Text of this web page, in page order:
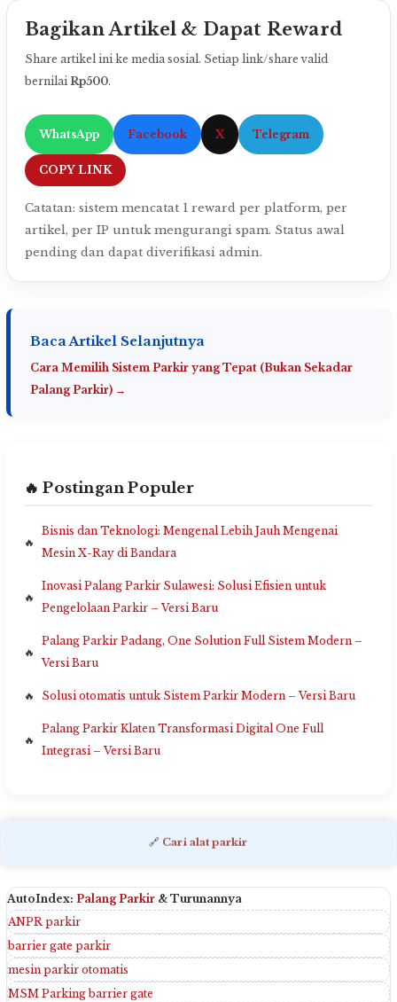
Bagikan Artikel & Dapat Reward
Share artikel ini ke media sosial. Setiap link/share valid
bernilaiRp500.
WhatsApp Facebook X Telegram
COPY LINK
Catatan: sistem mencatat 1 reward per platform, per
artikel, per IP untuk mengurangi spam. Status awal
pending dan dapat diverifikasi admin.
Baca Artikel Selanjutnya
Cara Memilih Sistem Parkir yang Tepat (Bukan Sekadar
Palang Parkir) →
🔥 Postingan Populer
Bisnis dan Teknologi: Mengenal Lebih Jauh Mengenai
Mesin X-Ray di Bandara
Inovasi Palang Parkir Sulawesi: Solusi Efisien untuk
Pengelolaan Parkir – Versi Baru
Palang Parkir Padang, One Solution Full Sistem Modern –
Versi Baru
Solusi otomatis untuk Sistem Parkir Modern – Versi Baru
Palang Parkir Klaten Transformasi Digital One Full
Integrasi – Versi Baru
🔗 Cari alat parkir
AutoIndex: Palang Parkir & Turunannya
ANPR parkir
barrier gate parkir
mesin parkir otomatis
MSM Parking barrier gate